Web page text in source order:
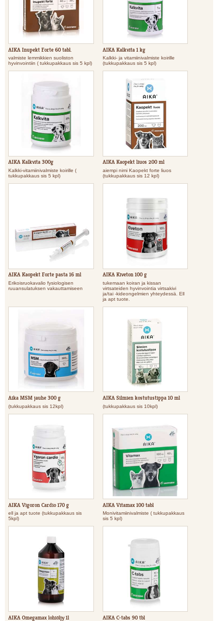
AIKA Inupekt Forte 60 tabl.
valmiste lemmikkien suoliston
hyvinvointiin ( tukkupakkaus sis 5 kpl)
AIKA Kalkvita 1 kg
Kalkki- ja vitamiinivalmiste koirille
(tukkupakkaus sis 5 kpl)
AIKA Kalkvita 300g
Kalkki-vitamiinivalmiste koirille (
tukkupakkaus sis 5 kpl)
AIKA Kaopekt liuos 200 ml
aiempi nimi Kaopekt forte liuos
(tukkupakkaus sis 12 kpl)
AIKA Kaopekt Forte pasta 16 ml
Erikoisruokavalio fysiologisen
ruuansulatuksen vakauttamiseen
AIKA Kiveton 100 g
tukemaan koiran ja kissan
virtsateiden hyvinvointia virtsakivi
ja/tai -kideongelmien yhteydessä. Ell
ja apt tuote.
Aika MSM jauhe 300 g
(tukkupakkaus sis 12kpl)
AIKA Silmien kostutustippa 10 ml
(tukkupakkaus sis 10kpl)
AIKA Vigoron Cardio 170 g
ell ja apt tuote (tukkupakkaus sis
5kpl)
AIKA Vitamax 100 tabl
Monivitamiinivalmiste ( tukkupakkaus
sis 5 kpl)
AIKA Omegamax lohiöljy 1l AIKA C-tabs 90 tbl